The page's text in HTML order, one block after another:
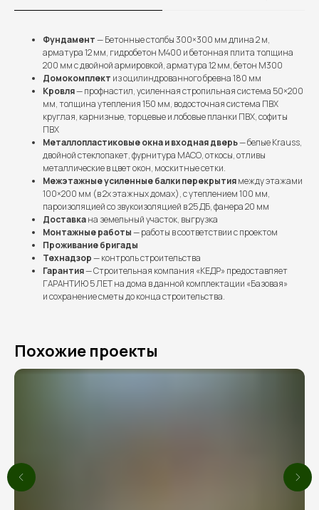
Фундамент— Бетонные столбы 300×300 мм длина 2 м,
арматура 12 мм, гидробетон М400 и бетонная плита толщина
200 мм с двойной армировкой, арматура 12 мм, бетон М300
Домокомплект из оцилиндрованного бревна 180 мм
Кровля— профнастил, усиленная стропильная система 50×200
мм, толщина утепления 150 мм, водосточная система ПВХ
круглая, карнизные, торцевые и лобовые планки ПВХ, софиты
ПВХ
Металлопластиковые окна и входная дверь— белые Krauss,
двойной стеклопакет, фурнитура МАСО, откосы, отливы
металлические в цвет окон, москитные сетки.
Межэтажные усиленные балки перекрытиямежду этажами
100×200 мм (в 2х этажных домах), с утеплением 100 мм,
пароизоляцией со звукоизоляцией в 25 ДБ, фанера 20 мм
Доставкана земельный участок, выгрузка
Монтажные работы— работы в соответствии с проектом
Проживание бригады
Технадзор— контроль строительства
Гарантия— Строительная компания «КЕДР» предоставляет
ГАРАНТИЮ 5 ЛЕТ на дома в данной комплектации «Базовая»
и сохранение сметы до конца строительства.
Похожие проекты
Выполненные проекты